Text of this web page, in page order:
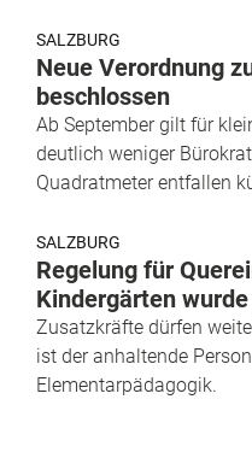
SALZBURG
Neue Verordnung
beschlossen
Ab September gilt für
deutlich weniger
Quadratmeter entfallen
SALZBURG
Regelung für
Kindergärten
Zusatzkräfte dürfen
ist der anhaltende
Elementarpädagogik.